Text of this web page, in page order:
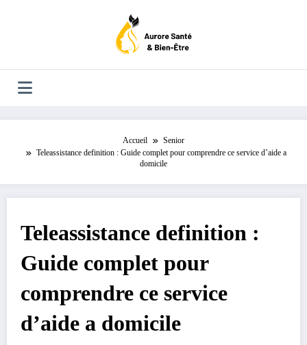
Accueil
Senior
Teleassistance definition : Guide complet pour comprendre ce service d’aide a
domicile
Teleassistance definition :
Guide complet pour
comprendre ce service
d’aide a domicile